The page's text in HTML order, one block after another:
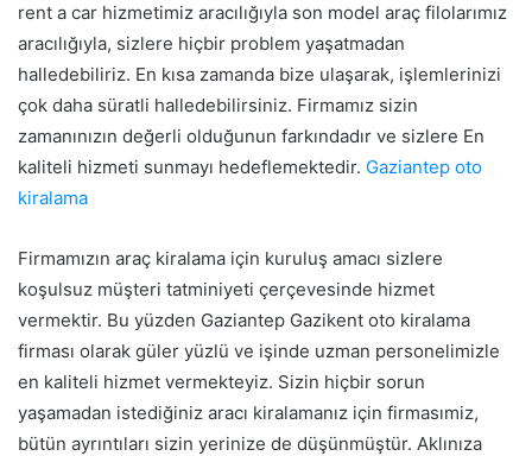
rent a car hizmetimiz aracılığıyla son model araç filolarımız
aracılığıyla, sizlere hiçbir problem yaşatmadan
halledebiliriz. En kısa zamanda bize ulaşarak, işlemlerinizi
çok daha süratli halledebilirsiniz. Firmamız sizin
zamanınızın değerli olduğunun farkındadır ve sizlere En
kaliteli hizmeti sunmayı hedeflemektedir. Gaziantep oto
kiralama
Firmamızın araç kiralama için kuruluş amacı sizlere
koşulsuz müşteri tatminiyeti çerçevesinde hizmet
vermektir. Bu yüzden Gaziantep Gazikent oto kiralama
firması olarak güler yüzlü ve işinde uzman personelimizle
en kaliteli hizmet vermekteyiz. Sizin hiçbir sorun
yaşamadan istediğiniz aracı kiralamanız için firmasımiz,
bütün ayrıntıları sizin yerinize de düşünmüştür. Aklınıza